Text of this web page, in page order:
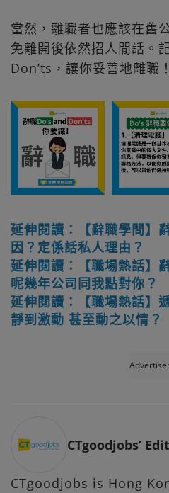
當然，離職者也應該在舊
免離開後依然招人閒話。
Don’ts，讓你妥善地離職
延伸閱讀：【辭職學問】
因？定係話私人理由？
延伸閱讀：【職場熱話】
呢幾年公司同我點對你？
延伸閱讀：【職場熱話】
靜到激動 甚至動之以情？
CTgoodjobs’
CTgoodjobs is Hong